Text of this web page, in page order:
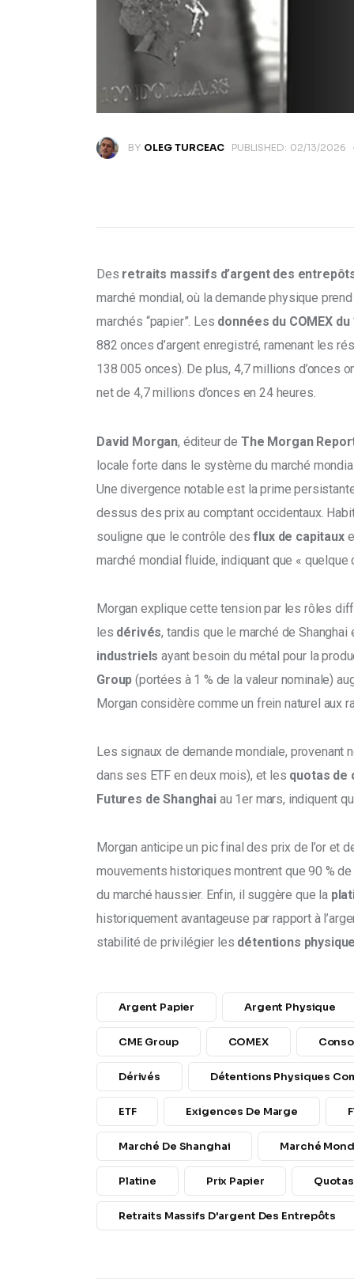
BY OLEG TURCEAC PUBLISHED: 02/13/2026
Des retraits massifs d’argent des
marché mondial, où la demande physique
marchés “papier”. Les données du COMEX
882 onces d’argent enregistré, ramenant les
138 005 onces). De plus, 4,7 millions d’onces
net de 4,7 millions d’onces en 24 heures.
David Morgan, éditeur de The Morgan
locale forte dans le système du marché
Une divergence notable est la prime
dessus des prix au comptant occidentaux.
souligne que le contrôle des flux de capitaux
marché mondial fluide, indiquant que «
Morgan explique cette tension par les rôles
les dérivés, tandis que le marché de
industriels ayant besoin du métal pour la
Group (portées à 1 % de la valeur nominale)
Morgan considère comme un frein naturel
Les signaux de demande mondiale, provenant
dans ses ETF en deux mois), et les quotas de
Futures de Shanghai au 1er mars, indiquent
Morgan anticipe un pic final des prix de l’or et
mouvements historiques montrent que 90 %
du marché haussier. Enfin, il suggère que la
historiquement avantageuse par rapport à
stabilité de privilégier les détentions
Argent Papier Argent Physique
CME Group COMEX
Dérivés Détentions Physiques
ETF Exigences De Marge
Marché De Shanghai Marché
Platine Prix Papier
Retraits Massifs D'argent Des Entrepôts